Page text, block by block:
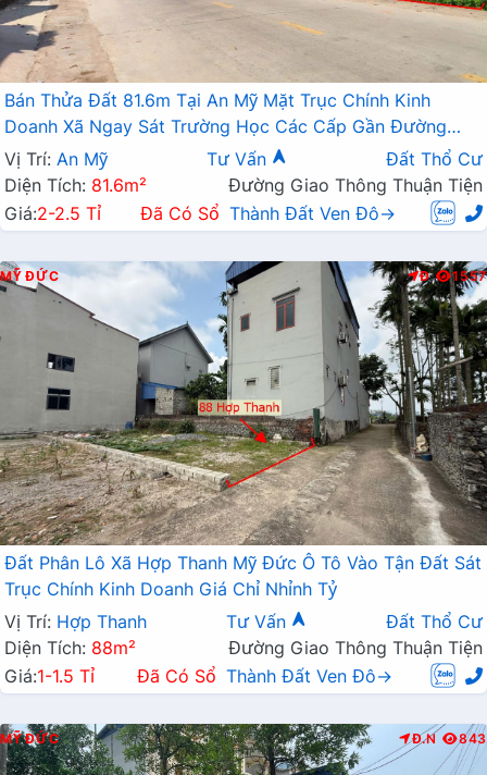
Bán Thửa Đất 81.6m Tại An Mỹ Mặt Trục Chính Kinh
Doanh Xã Ngay Sát Trường Học Các Cấp Gần Đường
TL419
Vị Trí: An Mỹ Tư Vấn
Đất Thổ Cư
Diện Tích: 81.6m²
Đường Giao Thông Thuận Tiện
Giá:2-2.5 Tỉ Đã Có Sổ Thành Đất Ven Đô→
MỸ ĐỨC Đ 1557
Đất Phân Lô Xã Hợp Thanh Mỹ Đức Ô Tô Vào Tận Đất Sát
Trục Chính Kinh Doanh Giá Chỉ Nhỉnh Tỷ
Vị Trí: Hợp Thanh Tư Vấn
Đất Thổ Cư
Diện Tích: 88m²
Đường Giao Thông Thuận Tiện
Giá:1-1.5 Tỉ Đã Có Sổ Thành Đất Ven Đô→
MỸ ĐỨC Đ.N 843